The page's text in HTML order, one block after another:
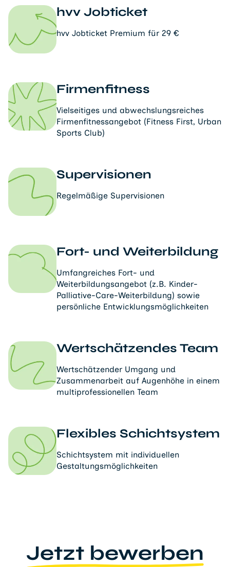
hvv Jobticket
hvv Jobticket Premium für 29 €
Firmenfitness
Vielseitiges und abwechslungsreiches
Firmenfitnessangebot (Fitness First, Urban
Sports Club)
Supervisionen
Regelmäßige Supervisionen
Fort- und Weiterbildung
Umfangreiches Fort- und
Weiterbildungsangebot (z.B. Kinder-
Palliative-Care-Weiterbildung) sowie
persönliche Entwicklungsmöglichkeiten
Wertschätzendes Team
Wertschätzender Umgang und
Zusammenarbeit auf Augenhöhe in einem
multiprofessionellen Team
Flexibles Schichtsystem
Schichtsystem mit individuellen
Gestaltungsmöglichkeiten
Jetzt bewerben